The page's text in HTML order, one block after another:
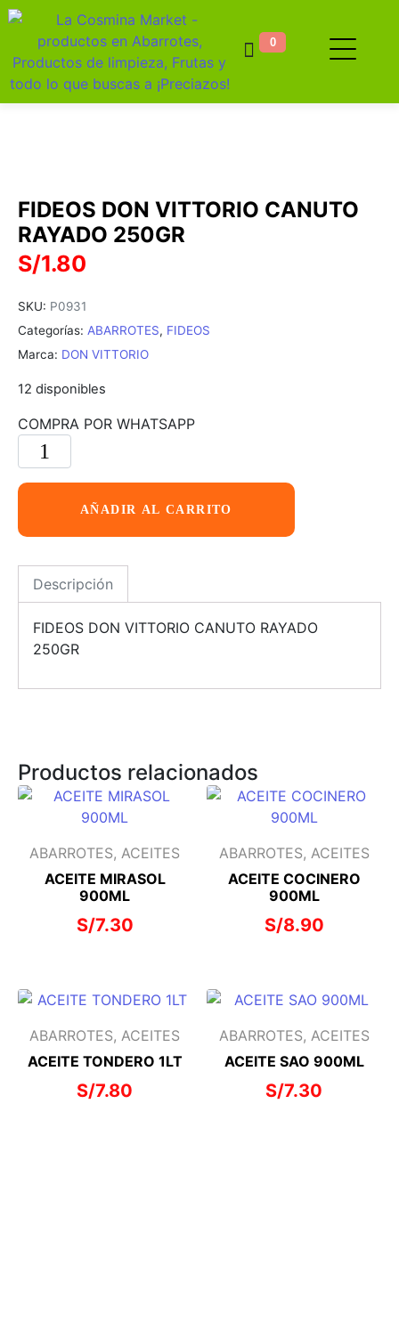
0
FIDEOS DON VITTORIO CANUTO
RAYADO 250GR
S/1.80
SKU: P0931
Categorías: ABARROTES, FIDEOS
Marca: DON VITTORIO
12 disponibles
COMPRA POR WHATSAPP
AÑADIR AL CARRITO
Descripción
FIDEOS DON VITTORIO CANUTO RAYADO
250GR
Productos relacionados
ABARROTES, ACEITES
ACEITE MIRASOL
900ML
S/7.30
ABARROTES, ACEITES
ACEITE COCINERO
900ML
S/8.90
ABARROTES, ACEITES
ACEITE TONDERO 1LT
S/7.80
ABARROTES, ACEITES
ACEITE SAO 900ML
S/7.30